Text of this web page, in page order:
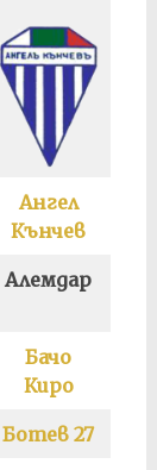
Ангел
Кънчев
Алемдар
Бачо
Киро
Ботев 27